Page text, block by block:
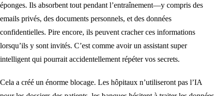
éponges. Ils absorbent tout pendant l’entraînement—y compris des
emails privés, des documents personnels, et des données
confidentielles. Pire encore, ils peuvent cracher ces informations
lorsqu’ils y sont invités. C’est comme avoir un assistant super
intelligent qui pourrait accidentellement répéter vos secrets.
Cela a créé un énorme blocage. Les hôpitaux n’utiliseront pas l’IA